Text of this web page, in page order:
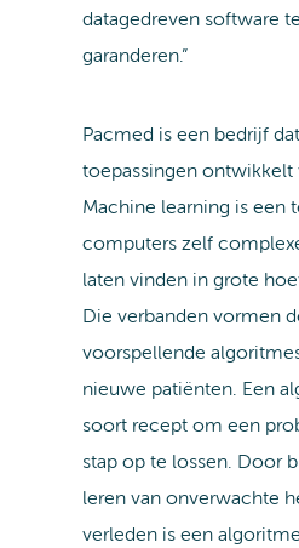
datagedreven software
garanderen.”
Pacmed is een bedrijf
toepassingen ontwikkelt
Machine learning is een
computers zelf
laten vinden in grote
Die verbanden vormen
voorspellende
nieuwe patiënten. Een
soort recept om een
stap op te lossen. Door
leren van onverwachte
verleden is een